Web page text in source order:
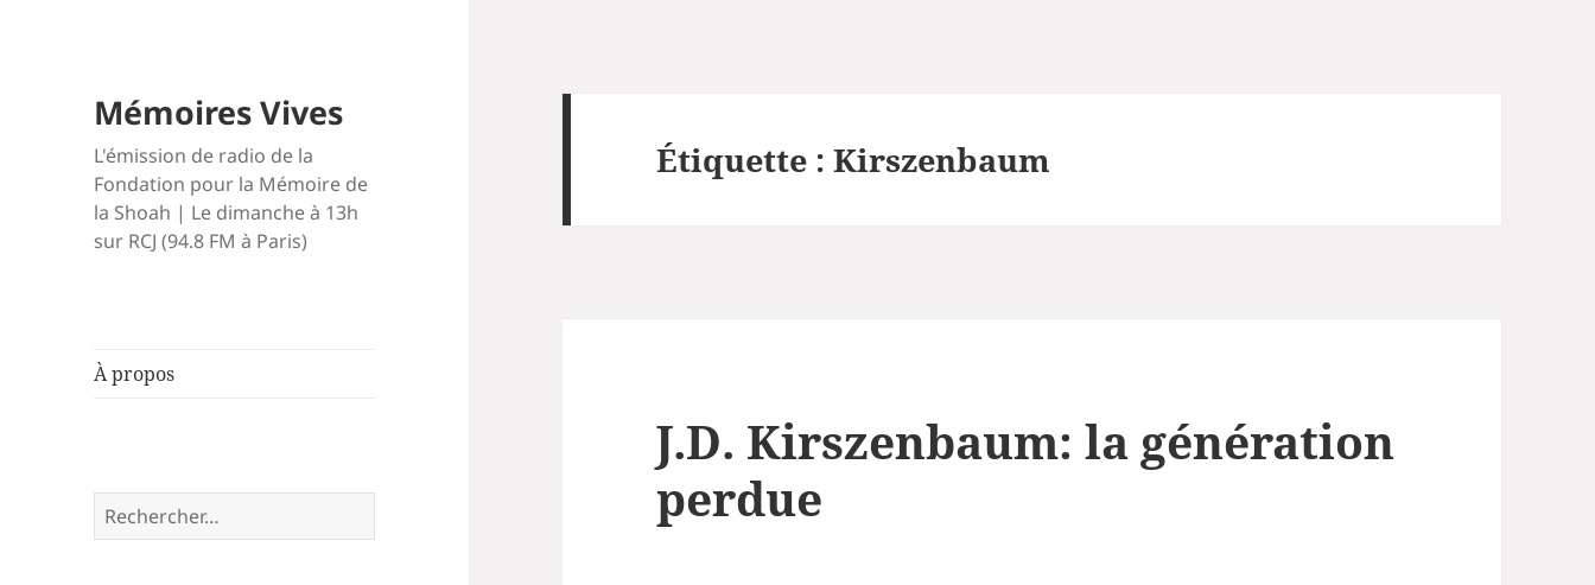
Mémoires Vives
L'émission de radio de la
Fondation pour la Mémoire de
la Shoah | Le dimanche à 13h
sur RCJ (94.8 FM à Paris)
À propos
Rechercher :
Étiquette :Kirszenbaum
J.D. Kirszenbaum: la génération
perdue